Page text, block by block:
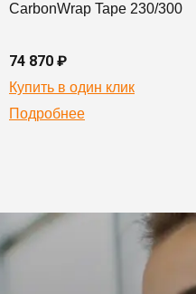
CarbonWrap Tape 230/300
74 870 ₽
Купить в один клик
Подробнее